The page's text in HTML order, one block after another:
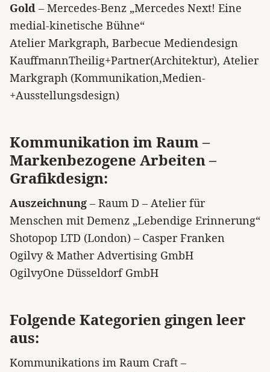
Gold – Mercedes-Benz „Mercedes Next! Eine
medial-kinetische Bühne“
Atelier Markgraph, Barbecue Mediendesign
KauffmannTheilig+Partner(Architektur), Atelier
Markgraph (Kommunikation,Medien-
+Ausstellungsdesign)
Kommunikation im Raum –
Markenbezogene Arbeiten –
Grafikdesign:
Auszeichnung – Raum D – Atelier für
Menschen mit Demenz „Lebendige Erinnerung“
Shotopop LTD (London) – Casper Franken
Ogilvy & Mather Advertising GmbH
OgilvyOne Düsseldorf GmbH
Folgende Kategorien gingen leer
aus:
Kommunikations im Raum Craft –